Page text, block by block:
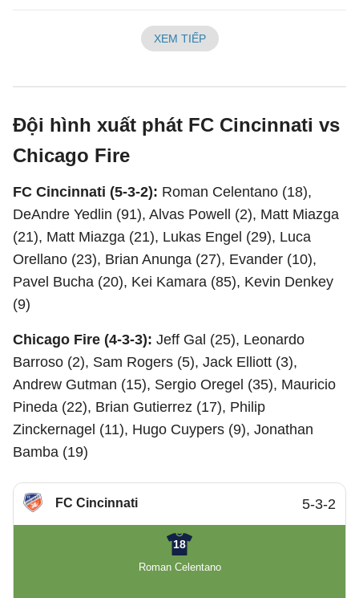
XEM TIẾP
Đội hình xuất phát FC Cincinnati vs
Chicago Fire
FC Cincinnati (5-3-2): Roman Celentano (18),
DeAndre Yedlin (91), Alvas Powell (2), Matt Miazga
(21), Matt Miazga (21), Lukas Engel (29), Luca
Orellano (23), Brian Anunga (27), Evander (10),
Pavel Bucha (20), Kei Kamara (85), Kevin Denkey
(9)
Chicago Fire (4-3-3): Jeff Gal (25), Leonardo
Barroso (2), Sam Rogers (5), Jack Elliott (3),
Andrew Gutman (15), Sergio Oregel (35), Mauricio
Pineda (22), Brian Gutierrez (17), Philip
Zinckernagel (11), Hugo Cuypers (9), Jonathan
Bamba (19)
FC Cincinnati 5-3-2
18
Roman Celentano